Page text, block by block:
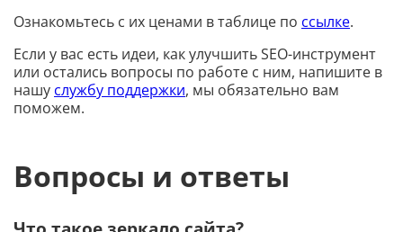
Ознакомьтесь с их ценами в таблице по ссылке.
Если у вас есть идеи, как улучшить SEO-инструмент
или остались вопросы по работе с ним, напишите в
нашу службу поддержки, мы обязательно вам
поможем.
Вопросы и ответы